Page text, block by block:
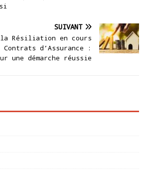
SUIVANT
la Résiliation en cours
Contrats d’Assurance :
une démarche réussie